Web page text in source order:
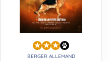
BERGER ALLEMAND